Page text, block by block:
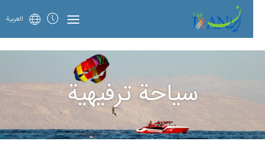
العربية
سياحة ترفيهية